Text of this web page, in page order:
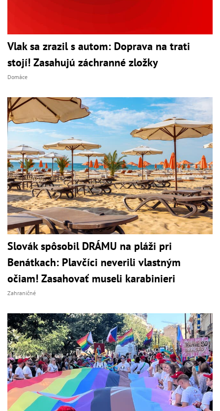
Vlak sa zrazil s autom: Doprava na trati
stojí! Zasahujú záchranné zložky
Domáce
Slovák spôsobil DRÁMU na pláži pri
Benátkach: Plavčíci neverili vlastným
očiam! Zasahovať museli karabinieri
Zahraničné